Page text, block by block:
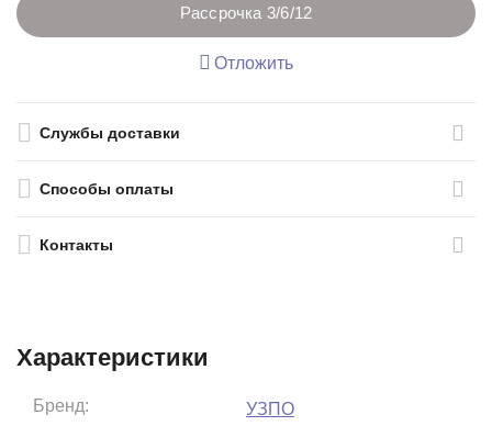
Рассрочка 3/6/12
Отложить
Службы доставки
Способы оплаты
Контакты
Характеристики
Бренд: УЗПО